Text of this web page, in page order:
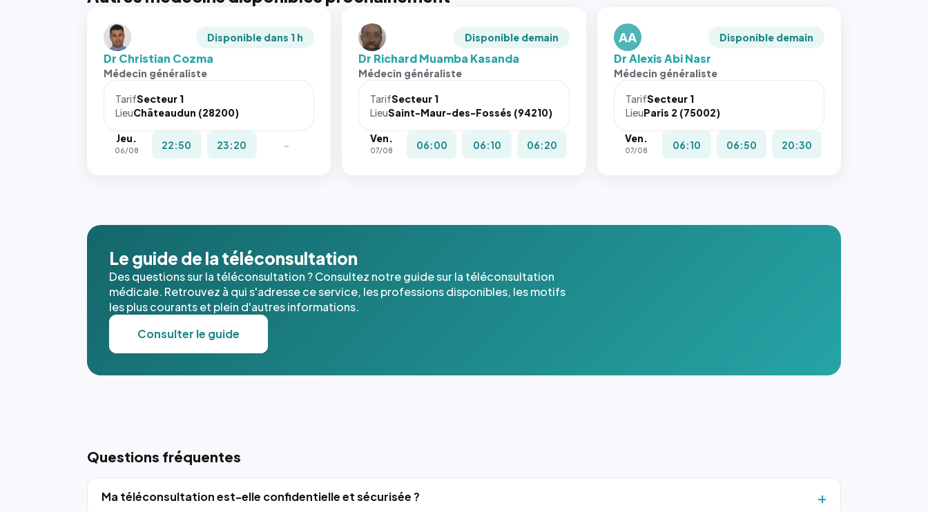
Disponible dans 1 h
Dr Christian Cozma
Médecin généraliste
TarifSecteur 1
LieuChâteaudun (28200)
Jeu.
06/08 22:50 23:20 -
Disponible demain
Dr Richard Muamba Kasanda
Médecin généraliste
TarifSecteur 1
LieuSaint-Maur-des-Fossés (94210)
Ven.
07/08 06:00 06:10 06:20
AA Disponible demain
Dr Alexis Abi Nasr
Médecin généraliste
TarifSecteur 1
LieuParis 2 (75002)
Ven.
07/08 06:10 06:50 20:30
Le guide de la téléconsultation
Des questions sur la téléconsultation ? Consultez notre guide sur la téléconsultation
médicale. Retrouvez à qui s'adresse ce service, les professions disponibles, les motifs
les plus courants et plein d'autres informations.
Consulter le guide
Questions fréquentes
Ma téléconsultation est-elle confidentielle et sécurisée ?